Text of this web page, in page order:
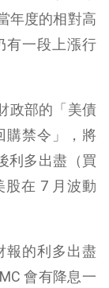
年度的相對高
有一段上漲行
政部的「美債
購禁令」，將
利多出盡（買
股在 7 月波動
報的利多出盡
會有降息一